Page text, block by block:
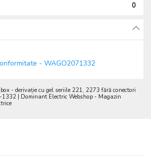
0
- WAGO2071332
- derivație cu gel seriile 221, 2273 fără conectori
| Dominant Electric Webshop - Magazin